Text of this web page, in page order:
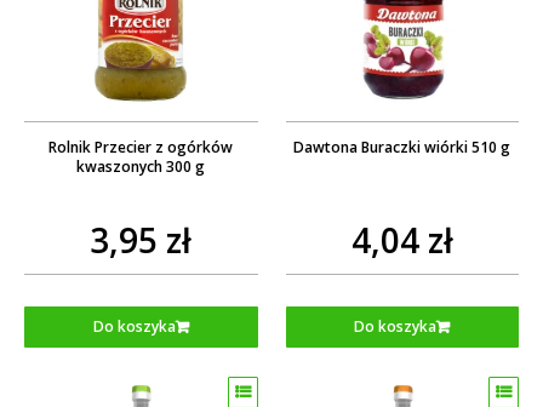
Rolnik Przecier z ogórków
kwaszonych 300 g
3,95 zł
Do koszyka
Dawtona Buraczki wiórki 510 g
4,04 zł
Do koszyka